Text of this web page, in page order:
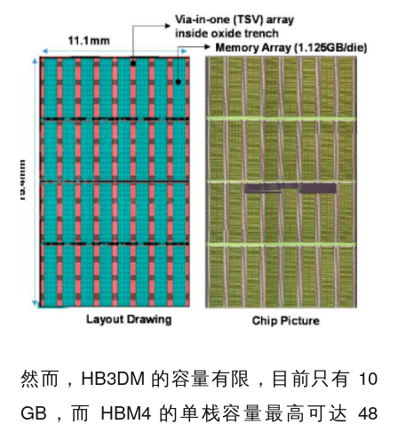
然而，HB3DM 的容量有限，目前只有 10
GB，而 HBM4 的单栈容量最高可达 48